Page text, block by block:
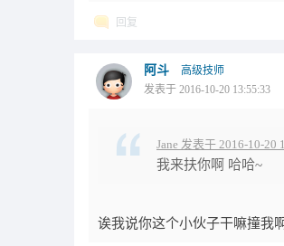
回复
阿斗
高级技师
发表于 2016-10-20 13:55:33
Jane 发表于 2016-10-20
我来扶你啊 哈哈~
诶我说你这个小伙子干嘛撞我